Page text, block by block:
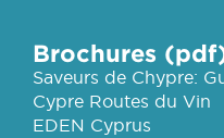
Brochures
Saveurs de Chypre:
Cypre Routes du Vin
EDEN Cyprus